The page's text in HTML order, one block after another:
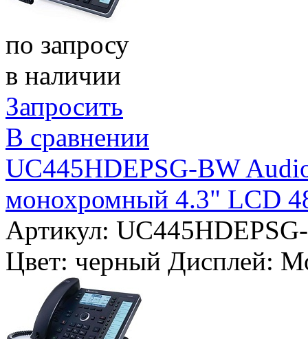
по запросу
в наличии
Запросить
В сравнении
UC445HDEPSG-BW
монохромный 4.3" LCD
Артикул:
Цвет: черный Дисплей: